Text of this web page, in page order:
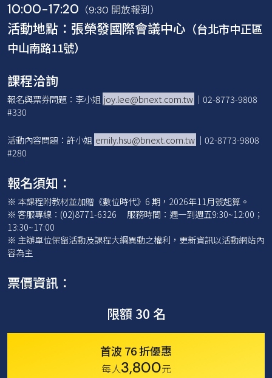
10:00-17:20 （9:30 開放報到）
活動地點：張榮發國際會議中心 （台北市中正區
中山南路11號）
課程洽詢
報名與票券問題：李小姐 joy.lee@bnext.com.tw ｜02-8773-9808
#330
活動內容問題：許小姐 emily.hsu@bnext.com.tw ｜02-8773-9808
#280
報名須知：
※ 本課程附教材並加贈《數位時代》6 期，2026年11月號起算。
※ 客服專線：(02)8771-6326 服務時間：週一到週五9:30~12:00；
13:30~17:00
※ 主辦單位保留活動及課程大綱異動之權利，更新資訊以活動網站內
容為主
票價資訊：
限額 30 名
首波 76 折優惠
每人3,800元